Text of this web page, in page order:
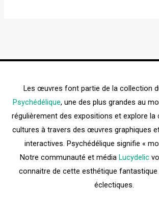
Les œuvres font partie de la collection
Psychédélique, une des plus grandes au
régulièrement des expositions et explore la
cultures à travers des œuvres graphiques
interactives. Psychédélique signifie «
Notre communauté et média Lucydelic
connaitre de cette esthétique
éclectiques.